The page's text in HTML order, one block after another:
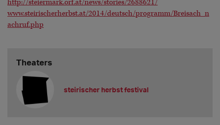
http://steiermark.orf.at/news/stories/2688621/
www.steirischerherbst.at/2014/deutsch/programm/Breisach_n
achruf.php
Theaters
steirischer herbst festival